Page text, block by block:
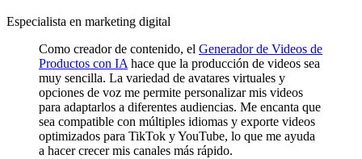
Especialista en marketing digital
Como creador de contenido, el Generador de Videos de
Productos con IAhace que la producción de videos sea
muy sencilla. La variedad de avatares virtuales y
opciones de voz me permite personalizar mis videos
para adaptarlos a diferentes audiencias. Me encanta que
sea compatible con múltiples idiomas y exporte videos
optimizados para TikTok y YouTube, lo que me ayuda
a hacer crecer mis canales más rápido.